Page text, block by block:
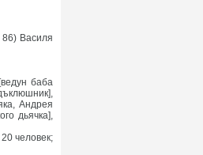
86) Василя
баба
Андрея
дьячка],
человек;